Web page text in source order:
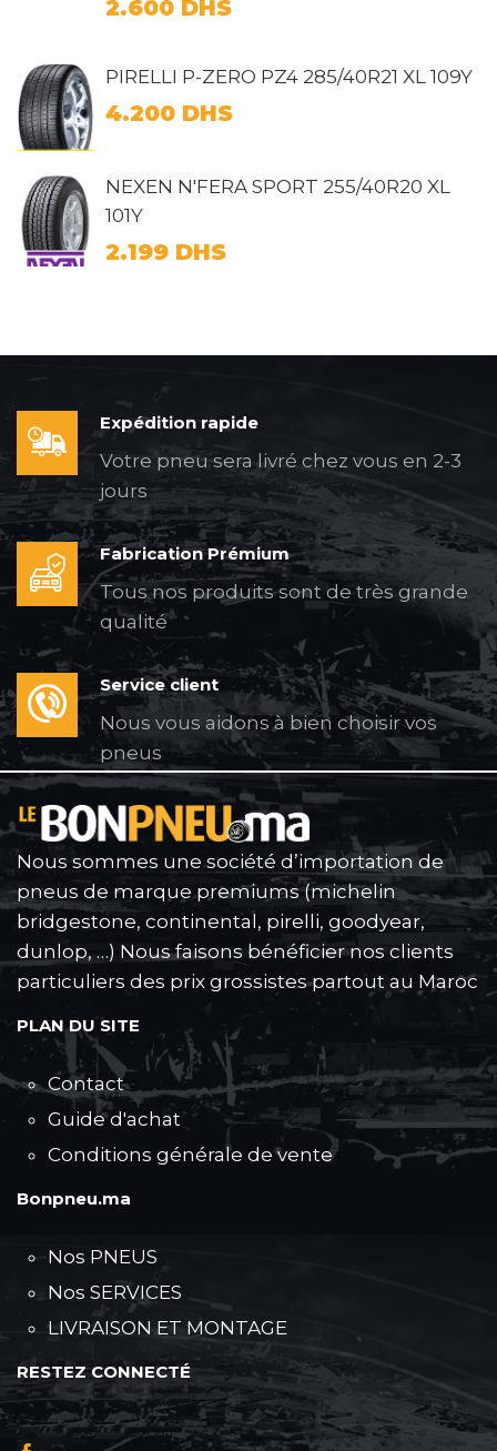
2.600 DHS
PIRELLI P-ZERO PZ4 285/40R21 XL 109Y
4.200 DHS
NEXEN N'FERA SPORT 255/40R20 XL
101Y
2.199 DHS
Expédition rapide
Votre pneu sera livré chez vous en 2-3
jours
Fabrication Prémium
Tous nos produits sont de très grande
qualité
Service client
Nous vous aidons à bien choisir vos
pneus
Nous sommes une société d’importation de
pneus de marque premiums (michelin
bridgestone, continental, pirelli, goodyear,
dunlop, …) Nous faisons bénéficier nos clients
particuliers des prix grossistes partout au Maroc
PLAN DU SITE
Contact
Guide d'achat
Conditions générale de vente
Bonpneu.ma
Nos PNEUS
Nos SERVICES
LIVRAISON ET MONTAGE
RESTEZ CONNECTÉ